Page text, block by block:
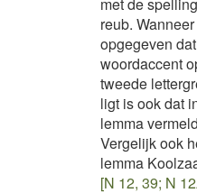
reub.
opgegeven
woordaccent
tweede
ligt is ook dat
lemma
Vergelijk ook
lemma
[N 12, 39; N